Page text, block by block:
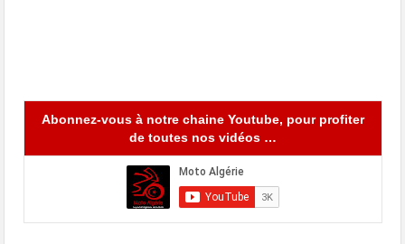
Abonnez-vous à notre chaine Youtube, pour profiter
de toutes nos vidéos …